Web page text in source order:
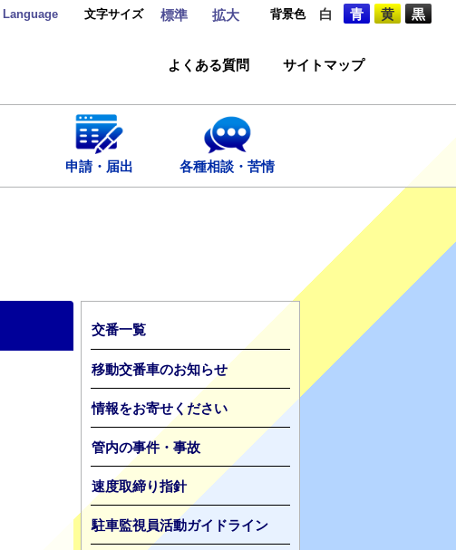
Language 文字サイズ 標準 拡大 背景色 白 青 黄 黒
よくある質問 サイトマップ
申請・届出 各種相談・苦情
交番一覧
移動交番車のお知らせ
情報をお寄せください
管内の事件・事故
速度取締り指針
駐車監視員活動ガイドライン